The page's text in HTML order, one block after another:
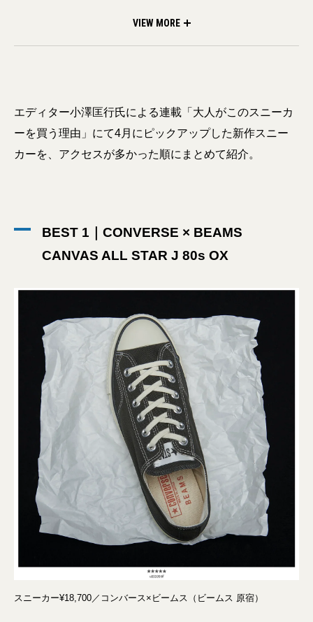
W-NAME CHOP SAW MULESVIEW MORE
エディター小澤匡行氏による連載「大人がこのスニーカ
ーを買う理由」にて4月にピックアップした新作スニー
カーを、アクセスが多かった順にまとめて紹介。
BEST 1｜CONVERSE × BEAMS
CANVAS ALL STAR J 80s OX
スニーカー¥18,700／コンバース×ビームス（ビームス 原宿）